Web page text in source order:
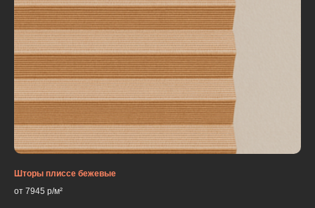
Шторы плиссе бежевые
от 7945 р/м²